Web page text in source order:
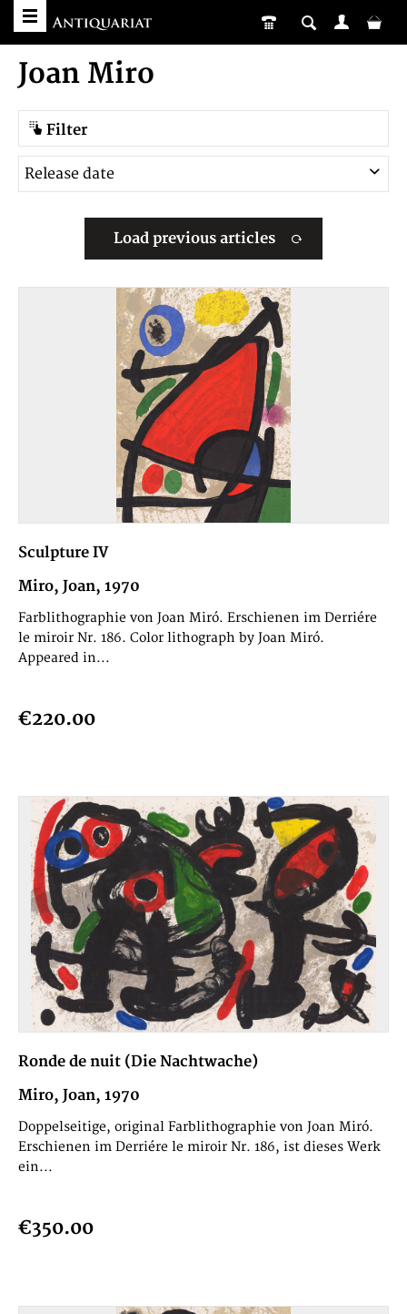
Joan Miro
Filter
Load previous articles
Sculpture IV
Miro, Joan, 1970
Farblithographie von Joan Miró. Erschienen im Derriére
le miroir Nr. 186. Color lithograph by Joan Miró.
Appeared in...
€220.00
Ronde de nuit (Die Nachtwache)
Miro, Joan, 1970
Doppelseitige, original Farblithographie von Joan Miró.
Erschienen im Derriére le miroir Nr. 186, ist dieses Werk
ein...
€350.00